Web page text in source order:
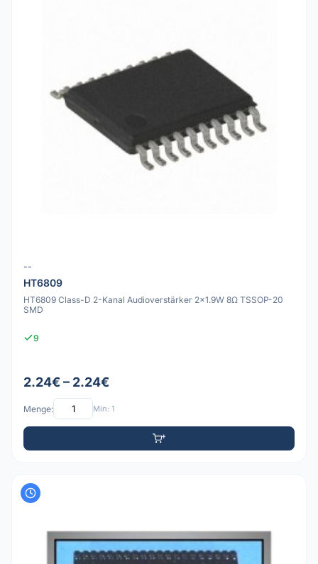
--
HT6809
HT6809 Class-D 2-Kanal Audioverstärker 2x1.9W 8Ω TSSOP-20
SMD
9
2.24€ – 2.24€
Menge: Min: 1